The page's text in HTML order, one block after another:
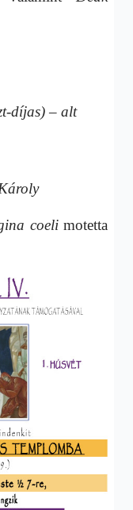
díjas) – alt
coelimotetta